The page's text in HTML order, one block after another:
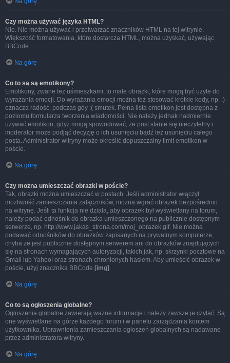
Czy można używać języka HTML?
Nie. Nie można używać i przetwarzać znaczników HTML na tej witrynie.
Większość formatowania, które dostarcza HTML, można uzyskać, używając
BBCode.
Na górę
Co to są są emotikony?
Emotikony, zwane też uśmieszkami, to małe obrazki, które mogą być użyte do
wyrażania emocji. Do wyrażania emocji można też stosować krótkie kody, np. :)
oznacza radość, podczas gdy :( smutek. Pełna lista emotikon jest dostępna z
poziomu formularza tworzenia wiadomości. Nie należy jednak nadmiernie
używać emotikon, gdyż mogą spowodować, że post stanie się nieczytelny i
moderator może podjąć decyzję o ich usunięciu bądź też usunięciu całego
posta. Administrator witryny może określić dopuszczalny limit emotikon w
poście.
Na górę
Czy można umieszczać obrazki w poście?
Tak, obrazki można umieszczać w postach. Jeśli administrator włączył
możliwość zamieszczania załączników, można wgrać obrazek bezpośrednio
na witrynę. Jeśli ta funkcja nie działa, aby obrazek był wyświetlany na forum,
należy podać odnośnik do obrazka umieszczonego na publicznie dostępnym
serwerze, np. http://www.jakas_strona.com/moj_obrazek.gif. Nie można
podawać odnośników do obrazków zapisanych na prywatnym komputerze,
chyba że jest publicznie dostępnym serwerem ani do obrazków znajdujących
się na stronach wymagających autoryzacji, takich jak, np. skrzynki pocztowe na
Gmail lub Yahoo! oraz stronach chronionych hasłem. Aby umieścić obrazek w
poście, użyj znacznika BBCode [img] .
Na górę
Co to są ogłoszenia globalne?
Ogłoszenia globalne zawierają ważne informacje i należy zawsze je czytać. Są
one wyświetlane na górze każdego forum i w panelu zarządzania kontem
użytkownika. Uprawnienia zamieszczania ogłoszeń globalnych są nadawane
przez administratora witryny.
Na górę